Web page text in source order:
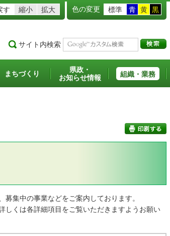
す 縮小 拡大 色の変更 標準 青 黄 黒
サイト内検索
まちづくり
県政・
お知らせ情報
組織・業務
集中の事業などをご案内しております。
くは各詳細項目をご覧いただきますようお願い